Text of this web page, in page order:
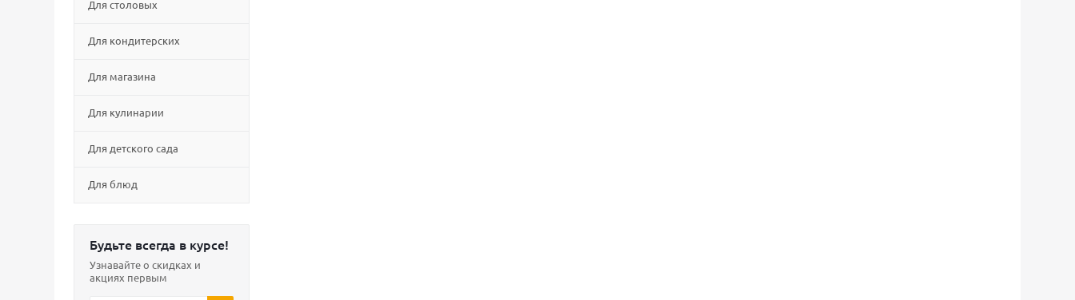
Для столовых
Для кондитерских
Для магазина
Для кулинарии
Для детского сада
Для блюд
Будьте всегда в курсе!
Узнавайте о скидках и
акциях первым